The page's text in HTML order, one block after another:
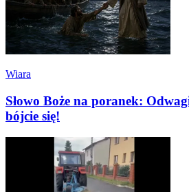
Wiara
Słowo Boże na poranek:
bójcie się!